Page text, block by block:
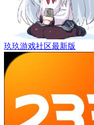
玖玖游戏社区最新版